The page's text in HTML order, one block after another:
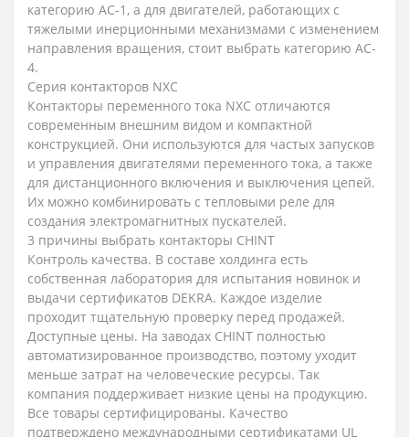
категорию AC-1, а для двигателей, работающих с
тяжелыми инерционными механизмами с изменением
направления вращения, стоит выбрать категорию AC-
4.
Серия контакторов NXC
Контакторы переменного тока NXC отличаются
современным внешним видом и компактной
конструкцией. Они используются для частых запусков
и управления двигателями переменного тока, а также
для дистанционного включения и выключения цепей.
Их можно комбинировать с тепловыми реле для
создания электромагнитных пускателей.
3 причины выбрать контакторы CHINT
Контроль качества. В составе холдинга есть
собственная лаборатория для испытания новинок и
выдачи сертификатов DEKRA. Каждое изделие
проходит тщательную проверку перед продажей.
Доступные цены. На заводах CHINT полностью
автоматизированное производство, поэтому уходит
меньше затрат на человеческие ресурсы. Так
компания поддерживает низкие цены на продукцию.
Все товары сертифицированы. Качество
подтверждено международными сертификатами UL